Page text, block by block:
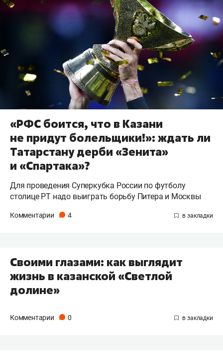
«РФС боится, что в Казани
не придут болельщики!»: ждать ли
Татарстану дерби «Зенита»
и «Спартака»?
Для проведения Суперкубка России по футболу
столице РТ надо выиграть борьбу Питера и Москвы
Комментарии 4
Своими глазами: как выглядит
жизнь в казанской «Светлой
долине»
Комментарии 0